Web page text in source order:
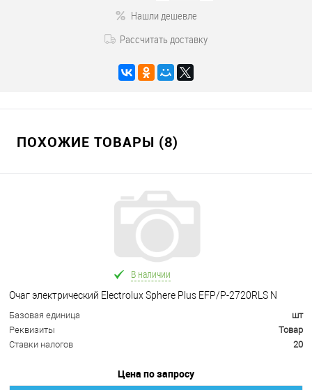
Нашли дешевле
Рассчитать доставку
ПОХОЖИЕ ТОВАРЫ (8)
В наличии
Очаг электрический Electrolux Sphere Plus EFP/P-2720RLS N
Базовая единица
шт
Реквизиты
Товар
Ставки налогов
20
Цена по запросу